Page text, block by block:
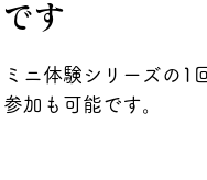
です
ミニ体験シリーズの1
参加も可能です。